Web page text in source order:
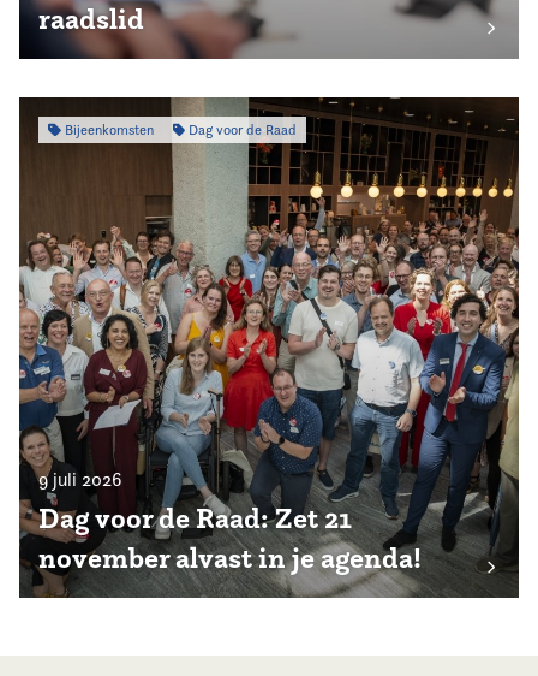
raadslid
Bijeenkomsten Dag voor de Raad
9 juli 2026
Dag voor de Raad: Zet 21
november alvast in je agenda!